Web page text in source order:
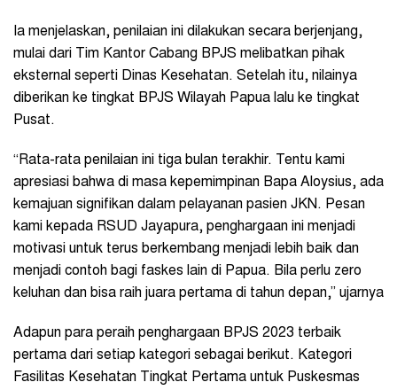
Ia menjelaskan, penilaian ini dilakukan secara berjenjang,
mulai dari Tim Kantor Cabang BPJS melibatkan pihak
eksternal seperti Dinas Kesehatan. Setelah itu, nilainya
diberikan ke tingkat BPJS Wilayah Papua lalu ke tingkat
Pusat.
“Rata-rata penilaian ini tiga bulan terakhir. Tentu kami
apresiasi bahwa di masa kepemimpinan Bapa Aloysius, ada
kemajuan signifikan dalam pelayanan pasien JKN. Pesan
kami kepada RSUD Jayapura, penghargaan ini menjadi
motivasi untuk terus berkembang menjadi lebih baik dan
menjadi contoh bagi faskes lain di Papua. Bila perlu zero
keluhan dan bisa raih juara pertama di tahun depan,” ujarnya
Adapun para peraih penghargaan BPJS 2023 terbaik
pertama dari setiap kategori sebagai berikut. Kategori
Fasilitas Kesehatan Tingkat Pertama untuk Puskesmas